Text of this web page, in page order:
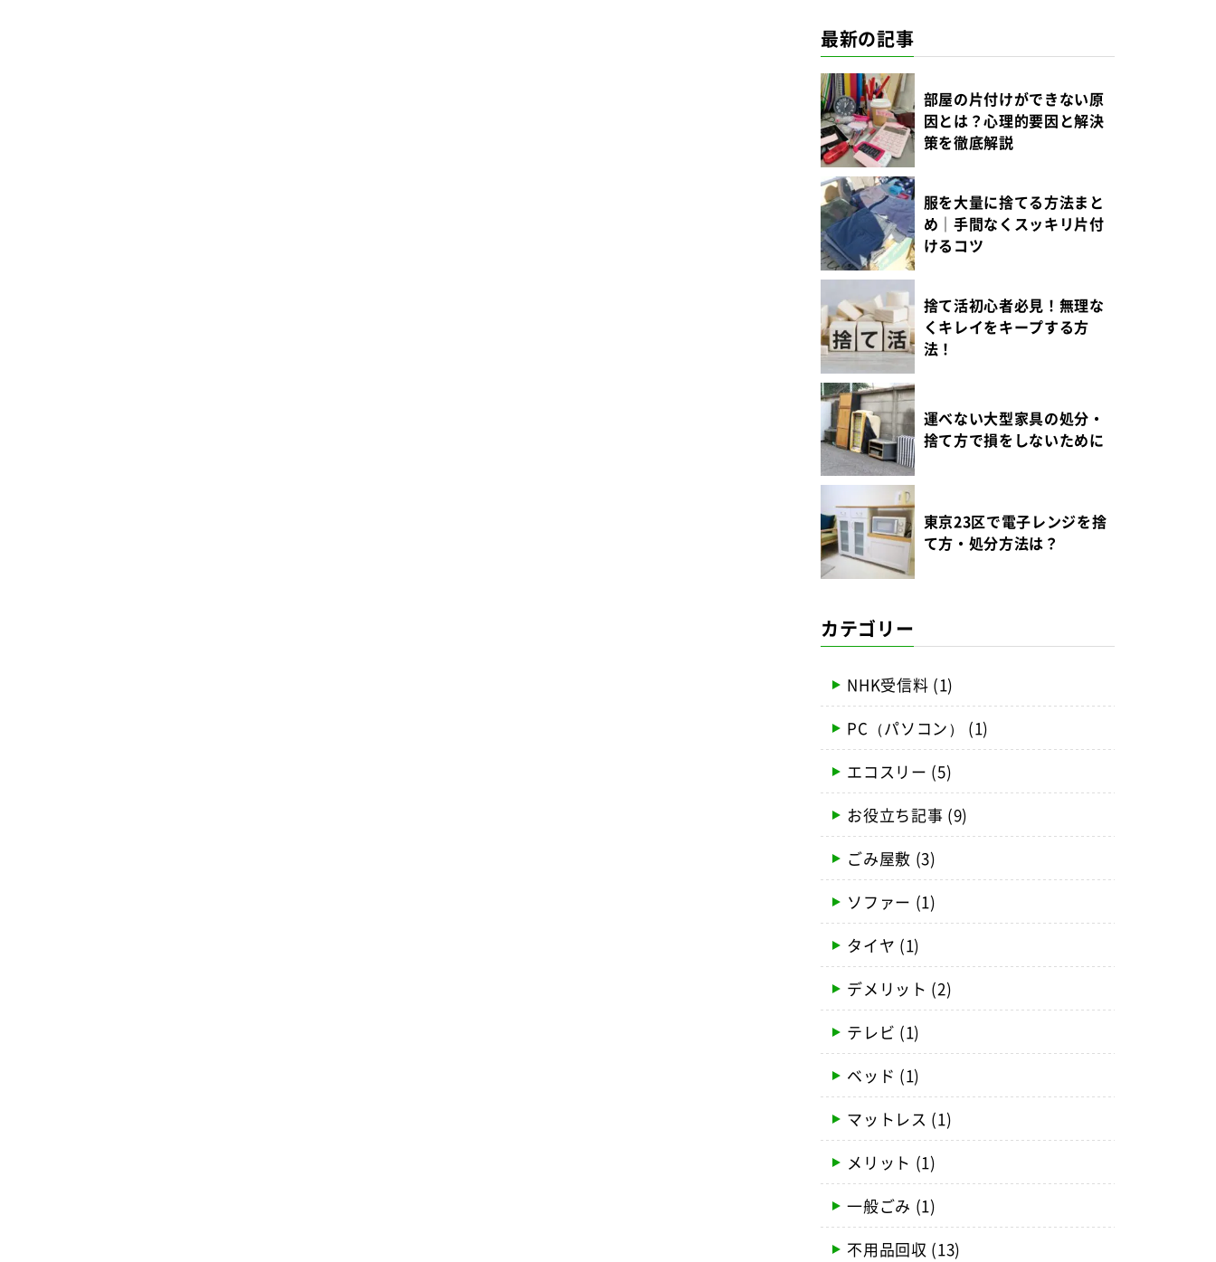
最新の記事
部屋の片付けができない原
因とは？心理的要因と解決
策を徹底解説
服を大量に捨てる方法まと
め｜手間なくスッキリ片付
けるコツ
捨て活初心者必見！無理な
くキレイをキープする方
法！
運べない大型家具の処分・
捨て方で損をしないために
東京23区で電子レンジを捨
て方・処分方法は？
カテゴリー
NHK受信料 (1)
PC（パソコン）
(1)
エコスリー (5)
お役立ち記事 (9)
ごみ屋敷 (3)
ソファー (1)
タイヤ (1)
デメリット (2)
テレビ (1)
ベッド (1)
マットレス (1)
メリット (1)
一般ごみ (1)
不用品回収 (13)